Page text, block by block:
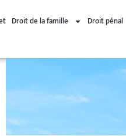
Droit de la famille Droit pénal